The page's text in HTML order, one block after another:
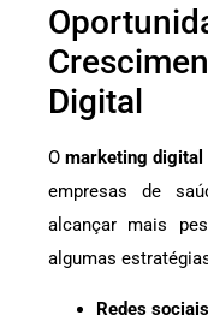
Digital
Omarketing digital
empresas de
alcançar mais
algumas
Redes